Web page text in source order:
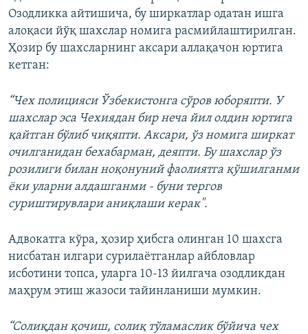
Озодликка айтишича, бу ширкатлар одатан ишга
алоқаси йўқ шахслар номига расмийлаштирилган.
Ҳозир бу шахсларнинг аксари аллақачон юртига
кетган:
“Чех полицияси Ўзбекистонга сўров юборяпти. У
шахслар эса Чехиядан бир неча йил олдин юртига
қайтган бўлиб чиқяпти. Аксари, ўз номига ширкат
очилганидан бехабарман, деяпти. Бу шахслар ўз
розилиги билан ноқонуний фаолиятга қўшилганми
ёки уларни алдашганми - буни тергов
суриштирувлари аниқлаши керак".
Адвокатга кўра, ҳозир ҳибсга олинган 10 шахсга
нисбатан илгари сурилаётганлар айбловлар
исботини топса, уларга 10-13 йилгача озодликдан
маҳрум этиш жазоси тайинланиши мумкин.
“Солиқдан қочиш, солиқ тўламаслик бўйича чех